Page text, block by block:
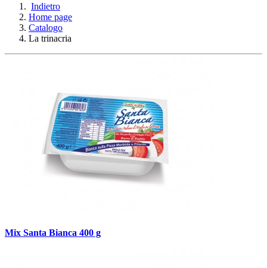
Indietro
Home page
Catalogo
La trinacria
Mix Santa Bianca 400 g